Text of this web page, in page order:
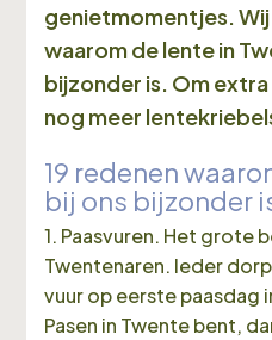
genietmomentjes. Wij
waarom de lente in
bijzonder is. Om
nog meer
19 redenen
bij ons bijzonder
1. Paasvuren. Het grote
Twentenaren. Ieder
vuur op eerste paasdag
Pasen in Twente bent,